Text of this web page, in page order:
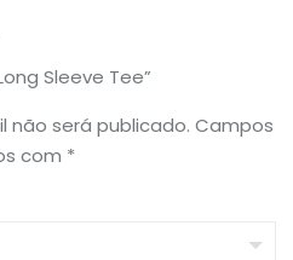
Sleeve Tee”
não será publicado. Campos
com *